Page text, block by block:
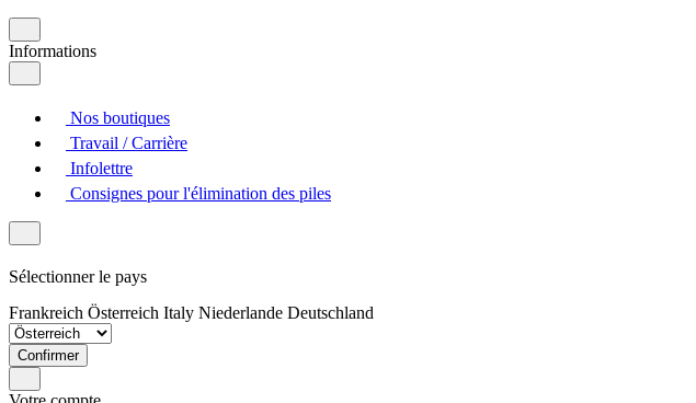
Informations
Nos boutiques
Travail / Carrière
Infolettre
Consignes pour l'élimination des piles
Sélectionner le pays
Frankreich Österreich Italy Niederlande Deutschland
Confirmer